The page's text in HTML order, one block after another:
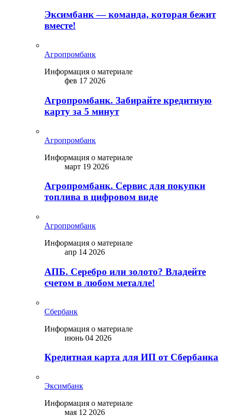
Эксимбанк — команда, которая бежит
вместе!
Агропромбанк
Информация о материале
фев 17 2026
Агропромбанк. Забирайте кредитную
карту за 5 минут
Агропромбанк
Информация о материале
март 19 2026
Агропромбанк. Сервис для покупки
топлива в цифровом виде
Агропромбанк
Информация о материале
апр 14 2026
АПБ. Серебро или золото? Владейте
счетом в любом металле!
Сбербанк
Информация о материале
июнь 04 2026
Кредитная карта для ИП от Сбербанка
Эксимбанк
Информация о материале
мая 12 2026